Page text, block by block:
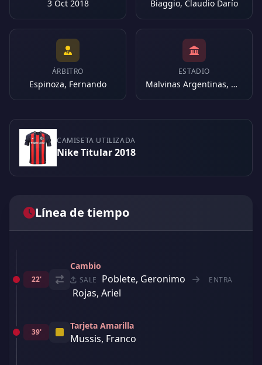
3 Oct 2018 Biaggio, Claudio Darío
ÁRBITRO
Espinoza, Fernando
ESTADIO
Malvinas Argentinas, Mendoza (Argentina)
CAMISETA UTILIZADA
Nike Titular 2018
Línea de tiempo
22'
Cambio
SALE Poblete, Geronimo ENTRA
Rojas, Ariel
39'
Tarjeta Amarilla
Mussis, Franco